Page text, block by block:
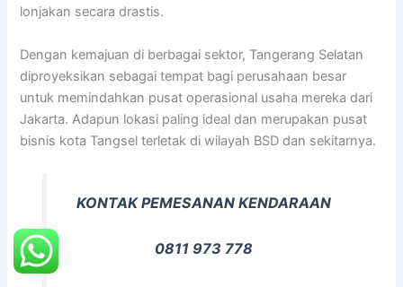
lonjakan secara drastis.
Dengan kemajuan di berbagai sektor, Tangerang Selatan
diproyeksikan sebagai tempat bagi perusahaan besar
untuk memindahkan pusat operasional usaha mereka dari
Jakarta. Adapun lokasi paling ideal dan merupakan pusat
bisnis kota Tangsel terletak di wilayah BSD dan sekitarnya.
KONTAK PEMESANAN KENDARAAN
0811 973 778